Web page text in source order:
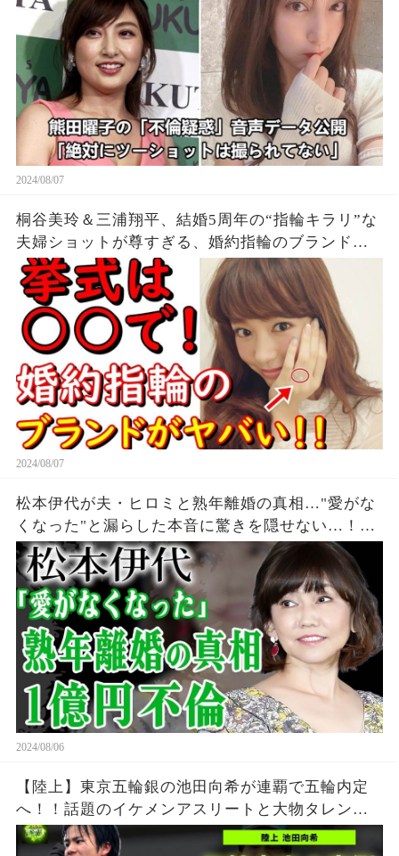
2024/08/07
桐谷美玲＆三浦翔平、結婚5周年の“指輪キラリ”な
夫婦ショットが尊すぎる、婚約指輪のブランドに
一同驚愕...。
2024/08/07
松本伊代が夫・ヒロミと熟年離婚の真相…"愛がな
くなった"と漏らした本音に驚きを隠せない…！
『センチメンタル・ジャーニー』で有名な元アイ
ドルの夫が暴露された不倫の真相…1億以上貢いだ
実態に絶句！
2024/08/06
【陸上】東京五輪銀の池田向希が連覇で五輪内定
へ！！話題のイケメンアスリートと大物タレント
の衝撃の関係がやばい！！若ハゲと言われる真相...